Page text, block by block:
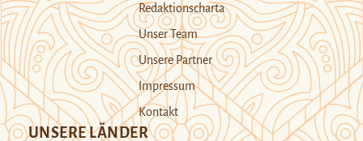
Redaktionscharta
Unser Team
Unsere Partner
Impressum
Kontakt
UNSERE LÄNDER